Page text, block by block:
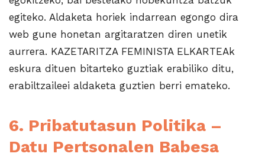
egiteko. Aldaketa horiek indarrean egongo dira
web gune honetan argitaratzen diren unetik
aurrera. KAZETARITZA FEMINISTA ELKARTEAk
eskura dituen bitarteko guztiak erabiliko ditu,
erabiltzaileei aldaketa guztien berri emateko.
6. Pribatutasun Politika –
Datu Pertsonalen Babesa